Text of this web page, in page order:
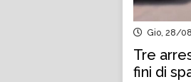
Gio, 28/
Tre
fini di